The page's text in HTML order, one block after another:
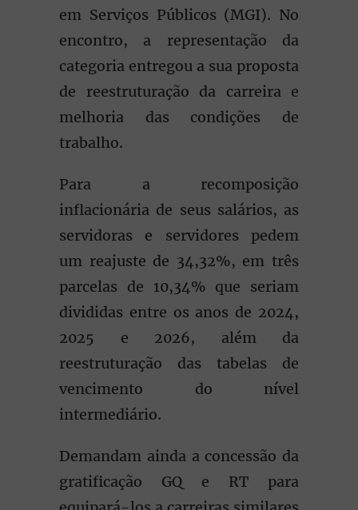
em Serviços Públicos (MGI). No
encontro, a representação da
categoria entregou a sua proposta
de reestruturação da carreira e
melhoria das condições de
trabalho.
Para a recomposição
inflacionária de seus salários, as
servidoras e servidores pedem
um reajuste de 34,32%, em três
parcelas de 10,34% que seriam
divididas entre os anos de 2024,
2025 e 2026, além da
reestruturação das tabelas de
vencimento do nível
intermediário.
Demandam ainda a concessão da
gratificação GQ e RT para